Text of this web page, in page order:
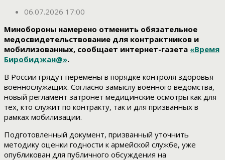
06.07.2026 17:00
Минобороны намерено отменить обязательное
медосвидетельствование для контрактников и
мобилизованных, сообщает интернет-газета «Время
Биробиджан@».
В России грядут перемены в порядке контроля здоровья
военнослужащих. Согласно замыслу военного ведомства,
новый регламент затронет медицинские осмотры как для
тех, кто служит по контракту, так и для призванных в
рамках мобилизации.
Подготовленный документ, призванный уточнить
методику оценки годности к армейской службе, уже
опубликован для публичного обсуждения на